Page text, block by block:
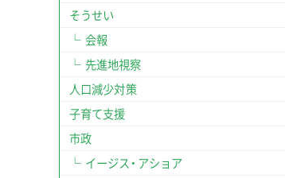
そうせい
会報
先進地視察
人口減少対策
子育て支援
市政
イージス・アショア